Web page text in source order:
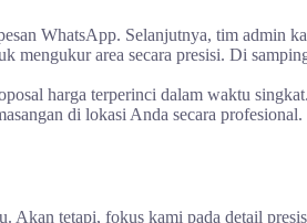
WhatsApp. Selanjutnya, tim admin
mengukur area secara presisi. Di
harga terperinci dalam waktu
di lokasi Anda secara
tetapi, fokus kami pada detail